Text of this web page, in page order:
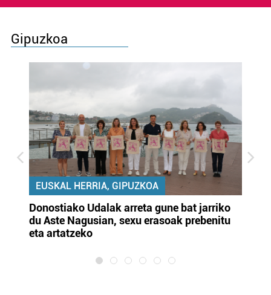
Gipuzkoa
EUSKAL HERRIA, GIPUZKOA
Donostiako Udalak arreta gune bat jarriko
du Aste Nagusian, sexu erasoak prebenitu
eta artatzeko